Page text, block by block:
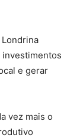
investimentos
e gerar
vez mais o